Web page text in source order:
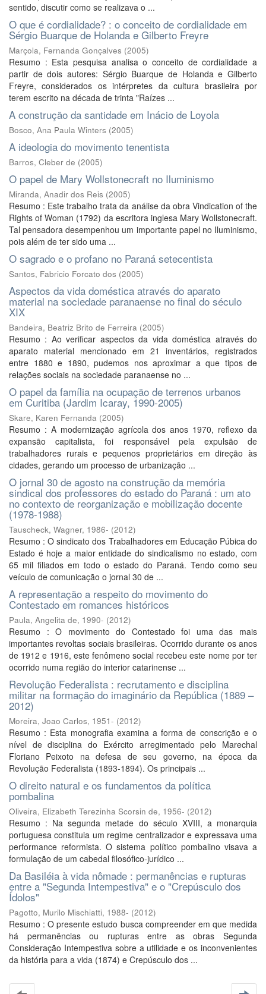
sentido, discutir como se realizava o ...
O que é cordialidade? : o conceito de cordialidade em
Sérgio Buarque de Holanda e Gilberto Freyre
Marçola, Fernanda Gonçalves (2005)
Resumo : Esta pesquisa analisa o conceito de cordialidade a
partir de dois autores: Sérgio Buarque de Holanda e Gilberto
Freyre, considerados os intérpretes da cultura brasileira por
terem escrito na década de trinta "Raízes ...
A construção da santidade em Inácio de Loyola
Bosco, Ana Paula Winters (2005)
A ideologia do movimento tenentista
Barros, Cleber de (2005)
O papel de Mary Wollstonecraft no Iluminismo
Miranda, Anadir dos Reis (2005)
Resumo : Este trabalho trata da análise da obra Vindication of the
Rights of Woman (1792) da escritora inglesa Mary Wollstonecraft.
Tal pensadora desempenhou um importante papel no Iluminismo,
pois além de ter sido uma ...
O sagrado e o profano no Paraná setecentista
Santos, Fabricio Forcato dos (2005)
Aspectos da vida doméstica através do aparato
material na sociedade paranaense no final do século
XIX
Bandeira, Beatriz Brito de Ferreira (2005)
Resumo : Ao verificar aspectos da vida doméstica através do
aparato material mencionado em 21 inventários, registrados
entre 1880 e 1890, pudemos nos aproximar a que tipos de
relações sociais na sociedade paranaense no ...
O papel da família na ocupação de terrenos urbanos
em Curitiba (Jardim Icaray, 1990-2005)
Skare, Karen Fernanda (2005)
Resumo : A modernização agrícola dos anos 1970, reflexo da
expansão capitalista, foi responsável pela expulsão de
trabalhadores rurais e pequenos proprietários em direção às
cidades, gerando um processo de urbanização ...
O jornal 30 de agosto na construção da memória
sindical dos professores do estado do Paraná : um ato
no contexto de reorganização e mobilização docente
(1978-1988)
Tauscheck, Wagner, 1986- (2012)
Resumo : O sindicato dos Trabalhadores em Educação Púbica do
Estado é hoje a maior entidade do sindicalismo no estado, com
65 mil filiados em todo o estado do Paraná. Tendo como seu
veículo de comunicação o jornal 30 de ...
A representação a respeito do movimento do
Contestado em romances históricos
Paula, Angelita de, 1990- (2012)
Resumo : O movimento do Contestado foi uma das mais
importantes revoltas sociais brasileiras. Ocorrido durante os anos
de 1912 e 1916, este fenômeno social recebeu este nome por ter
ocorrido numa região do interior catarinense ...
Revolução Federalista : recrutamento e disciplina
militar na formação do imaginário da República (1889 –
2012)
Moreira, Joao Carlos, 1951- (2012)
Resumo : Esta monografia examina a forma de conscrição e o
nível de disciplina do Exército arregimentado pelo Marechal
Floriano Peixoto na defesa de seu governo, na época da
Revolução Federalista (1893-1894). Os principais ...
O direito natural e os fundamentos da política
pombalina
Oliveira, Elizabeth Terezinha Scorsin de, 1956- (2012)
Resumo : Na segunda metade do século XVIII, a monarquia
portuguesa constituia um regime centralizador e expressava uma
performance reformista. O sistema político pombalino visava a
formulação de um cabedal filosófico-jurídico ...
Da Basiléia à vida nômade : permanências e rupturas
entre a "Segunda Intempestiva" e o "Crepúsculo dos
Ídolos"
Pagotto, Murilo Mischiatti, 1988- (2012)
Resumo : O presente estudo busca compreender em que medida
há permanências ou rupturas entre as obras Segunda
Consideração Intempestiva sobre a utilidade e os inconvenientes
da história para a vida (1874) e Crepúsculo dos ...